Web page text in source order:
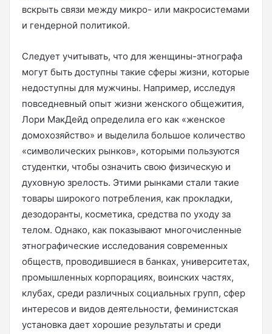
вскрыть связи между микро- или макросистемами
и гендерной политикой.
Следует учитывать, что для женщины-этнографа
могут быть доступны такие сферы жизни, которые
недоступны для мужчины. Например, исследуя
повседневный опыт жизни женского общежития,
Лори МакДейд определила его как «женское
домохозяйство» и выделила большое количество
«символических рынков», которыми пользуются
студентки, чтобы означить свою физическую и
духовную зрелость. Этими рынками стали такие
товары широкого потребления, как прокладки,
дезодоранты, косметика, средства по уходу за
телом. Однако, как показывают многочисленные
этнографические исследования современных
обществ, проводившиеся в банках, университетах,
промышленных корпорациях, воинских частях,
клубах, среди различных социальных групп, сфер
интересов и видов деятельности, феминистская
установка дает хорошие результаты и среди